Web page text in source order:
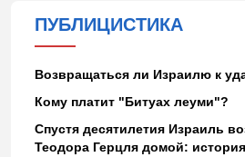
ПУБЛИЦИСТИКА
Возвращаться ли Израилю к
Кому платит "Битуах леуми"?
Спустя десятилетия Израиль
Теодора Герцля домой: